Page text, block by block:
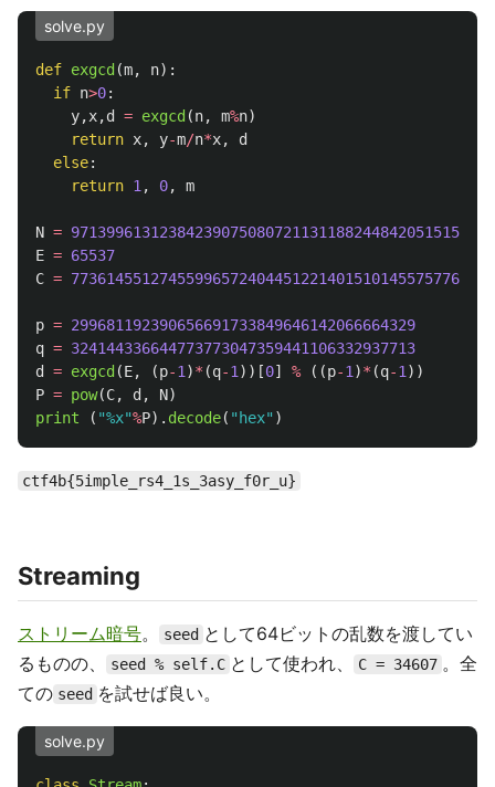
solve.py
def exgcd (m, n):
if n>0:
y,x,d = exgcd (n, m%n)
return x, y-m/n*x,
d
else:
return 1, 0, m
N =
E = 65537
C =
p = 299681192390656691733849646142066664329
q = 324144336644773773047359441106332937713
d
= exgcd (E, (p-1)* (q-1))[0] % ((p-1)* (q-1))
P = pow(C, d , N)
print
( "%x"%P). decode( " hex" )
ctf4b{5imple_rs4_1s_3asy_f0r_u}
Streaming
ストリーム暗号。 seed として64ビットの乱数を渡してい
るものの、
seed % self.C として使われ、 C = 34607 。全
ての seed を試せば良い。
solve.py